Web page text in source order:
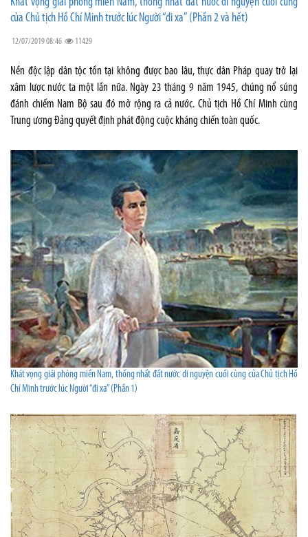
của Chủ tịch Hồ Chí Minh trước lúc Người “đi xa” (Phần 2 và hết)
12/07/2019 08:46 11429
Nền độc lập dân tộc tồn tại không được bao lâu, thực dân Pháp quay trở lại
xâm lược nước ta một lần nữa. Ngày 23 tháng 9 năm 1945, chúng nổ súng
đánh chiếm Nam Bộ sau đó mở rộng ra cả nước. Chủ tịch Hồ Chí Minh cùng
Trung ương Đảng quyết định phát động cuộc kháng chiến toàn quốc.
Khát vọng giải phóng miền Nam, thống nhất đất nước di nguyện cuối cùng của Chủ tịch Hồ
Chí Minh trước lúc Người “đi xa” (Phần 1)